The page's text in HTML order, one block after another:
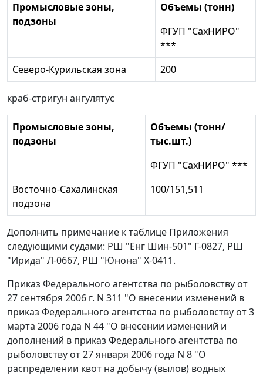
Промысловые зоны,
подзоны
Объемы (тонн)
ФГУП "СахНИРО"
***
Северо-Курильская зона
200
краб-стригун ангулятус
Промысловые зоны,
подзоны
Объемы (тонн/
тыс.шт.)
ФГУП "СахНИРО" ***
Восточно-Сахалинская
подзона
100/151,511
Дополнить примечание к таблице Приложения
следующими судами: РШ "Енг Шин-501" Г-0827, РШ
"Ирида" Л-0667, РШ "Юнона" Х-0411.
Приказ Федерального агентства по рыболовству от
27 сентября 2006 г. N 311 "О внесении изменений в
приказ Федерального агентства по рыболовству от 3
марта 2006 года N 44 "О внесении изменений и
дополнений в приказ Федерального агентства по
рыболовству от 27 января 2006 года N 8 "О
распределении квот на добычу (вылов) водных